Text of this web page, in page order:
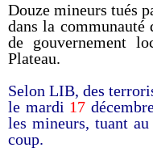
Douze mineurs tués
dans la
de gouvernement
Plateau.
Selon LIB, des
le mardi 17
les mineurs, tuant
coup.